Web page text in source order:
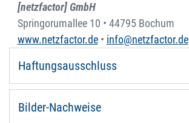
[netzfactor] GmbH
Springorumallee 10 • 44795 Bochum
www.netzfactor.de• info@netzfactor.de
Haftungsausschluss
Bilder-Nachweise